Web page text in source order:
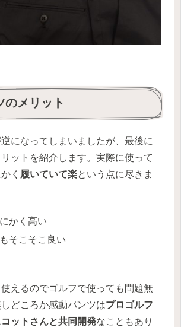
のメリット
になってしまいましたが、最後に
ットを紹介します。実際に使って
く 履いていて楽という点に尽きま
かく高い
そこそこ良い
えるのでゴルフで使っても問題無
どころか感動パンツはプロゴルフ
ットさんと共同開発なこともあり